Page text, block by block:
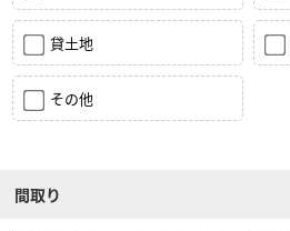
貸土地
その他
間取り